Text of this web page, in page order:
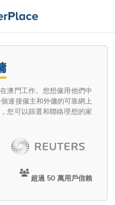
澳門工作。您想僱用他們中
連接僱主和外傭的可靠網上
您可以篩選和聯絡理想的家
超過 50 萬用戶信賴